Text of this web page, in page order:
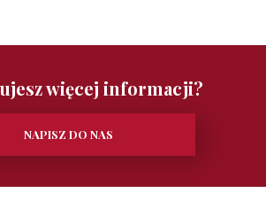
więcej informacji?
NAPISZ DO NAS